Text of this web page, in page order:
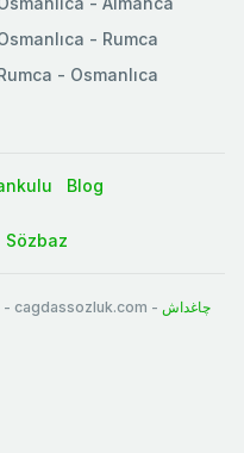
- Rumca
- Osmanlıca
Blog
Sözbaz
cagdassozluk.com - چاغداش